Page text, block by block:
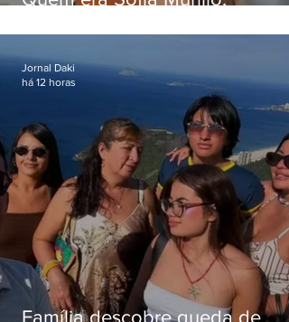
em queda de helicóptero no
Família descobre queda de
Jornal Daki
há 12 horas